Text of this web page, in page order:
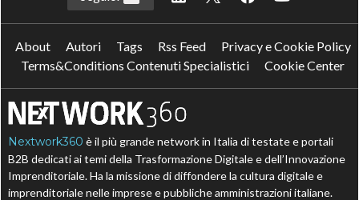
About Autori Tags Rss Feed
Privacy e Cookie Policy
Terms&Conditions Contenuti Specialistici
Cookie Center
Nextwork360 è il più grande network in Italia di testate e portali
B2B dedicati ai temi della Trasformazione Digitale e dell’Innovazione
Imprenditoriale. Ha la missione di diffondere la cultura digitale e
imprenditoriale nelle imprese e pubbliche amministrazioni italiane.